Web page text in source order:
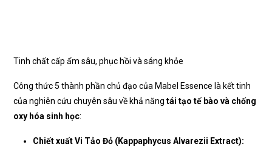
Tinh chất cấp ẩm sâu, phục hồi và sáng khỏe
Công thức 5 thành phần chủ đạo của Mabel Essence là kết tinh
của nghiên cứu chuyên sâu về khả năngtái tạo tế bào và chống
oxy hóa sinh học:
Chiết xuất Vi Tảo Đỏ (Kappaphycus Alvarezii Extract):